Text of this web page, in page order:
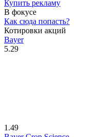
Купить рекламу
В фокусе
Как сюда попасть?
Котировки акций
Bayer
5.29
1.49